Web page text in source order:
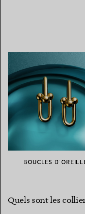
BOUCLES
Quels sont les